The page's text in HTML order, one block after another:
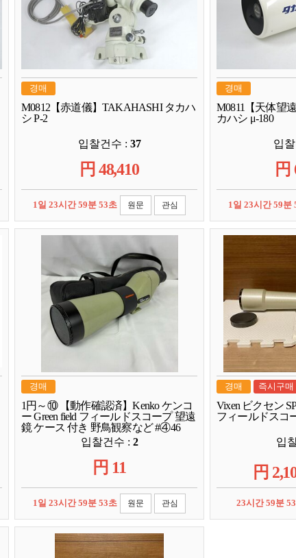
경매
M0812【赤道儀】TAKAHASHI タカハ
シ P-2
입찰건수 : 37
円 48,410
1일 23시간 59분 52초 원문 관심
경매
M0811【天体望
カハシ μ-180
입
円
1일 23시간 59분
경매
1円～⑩ 【動作確認済】Kenko ケンコ
ー Green field フィールドスコープ 望遠
鏡 ケース 付き 野鳥観察など #④46
입찰건수 : 2
円 11
1일 23시간 59분 52초 원문 관심
경매 즉시구매
Vixen ビクセン
フィールドスコ
입
円
23시간 59분